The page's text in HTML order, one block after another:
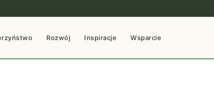
Rozwój Inspiracje Wsparcie